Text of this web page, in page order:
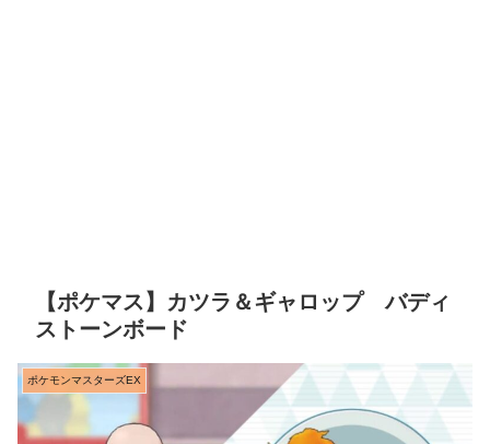
【ポケマス】カツラ＆ギャロップ バディ
ストーンボード
ポケモンマスターズEX